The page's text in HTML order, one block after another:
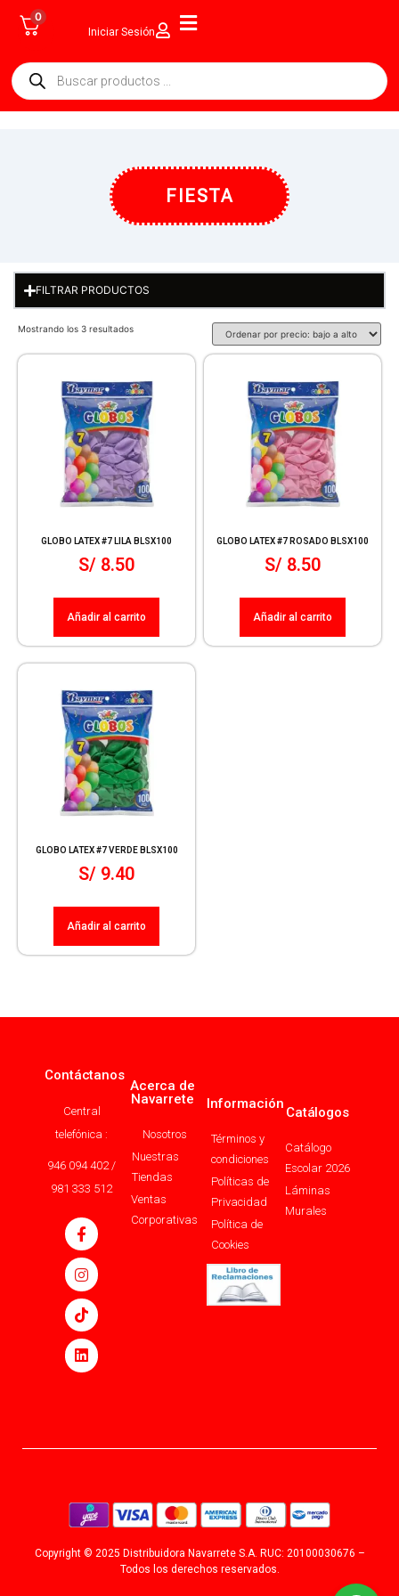
0
Iniciar Sesión
FIESTA
FILTRAR PRODUCTOS
Mostrando los 3 resultados
GLOBO LATEX #7 LILA BLSX100
S/ 8.50
Añadir al carrito
GLOBO LATEX #7 ROSADO BLSX100
S/ 8.50
Añadir al carrito
GLOBO LATEX #7 VERDE BLSX100
S/ 9.40
Añadir al carrito
Contáctanos
Central
telefónica :
946 094 402 /
981 333 512
Acerca de
Navarrete
Nosotros
Nuestras
Tiendas
Ventas
Corporativas
Información
Términos y
condiciones
Políticas de
Privacidad
Política de
Cookies
Catálogos
Catálogo
Escolar 2026
Láminas
Murales
Copyright © 2025 Distribuidora Navarrete S.A. RUC: 20100030676 –
Todos los derechos reservados.